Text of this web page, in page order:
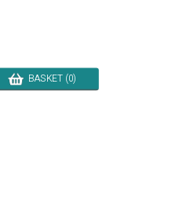
BASKET (0)